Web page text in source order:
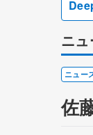
ニ
ニュー
佐